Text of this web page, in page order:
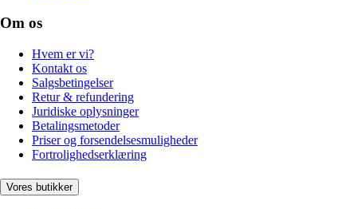
Om os
Hvem er vi?
Kontakt os
Salgsbetingelser
Retur & refundering
Juridiske oplysninger
Betalingsmetoder
Priser og forsendelsesmuligheder
Fortrolighedserklæring
Vores butikker